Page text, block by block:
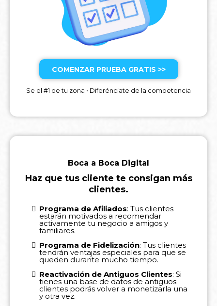
COMENZAR PRUEBA GRATIS >>
Se el #1 de tu zona • Diferénciate de la competencia
Boca a Boca Digital
Haz que tus cliente te consigan más
clientes.
Programa de Afiliados: Tus clientes
estarán motivados a recomendar
activamente tu negocio a amigos y
familiares.
Programa de Fidelización: Tus clientes
tendrán ventajas especiales para que se
queden durante mucho tiempo.
Reactivación de Antiguos Clientes: Si
tienes una base de datos de antiguos
clientes podrás volver a monetizarla una
y otra vez.